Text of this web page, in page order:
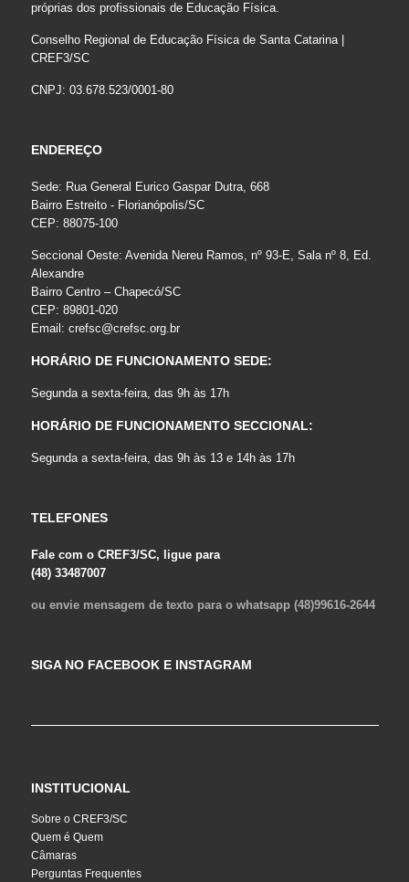
próprias dos profissionais de Educação Física.
Conselho Regional de Educação Física de Santa Catarina |
CREF3/SC
CNPJ: 03.678.523/0001-80
ENDEREÇO
Sede: Rua General Eurico Gaspar Dutra, 668
Bairro Estreito - Florianópolis/SC
CEP: 88075-100
Seccional Oeste: Avenida Nereu Ramos, nº 93-E, Sala nº 8, Ed.
Alexandre
Bairro Centro – Chapecó/SC
CEP: 89801-020
Email: crefsc@crefsc.org.br
HORÁRIO DE FUNCIONAMENTO SEDE:
Segunda a sexta-feira, das 9h às 17h
HORÁRIO DE FUNCIONAMENTO SECCIONAL:
Segunda a sexta-feira, das 9h às 13 e 14h às 17h
TELEFONES
Fale com o CREF3/SC, ligue para
(48) 33487007
ou envie mensagem de texto para o whatsapp (48)99616-2644
SIGA NO FACEBOOK E INSTAGRAM
INSTITUCIONAL
Sobre o CREF3/SC
Quem é Quem
Câmaras
Perguntas Frequentes